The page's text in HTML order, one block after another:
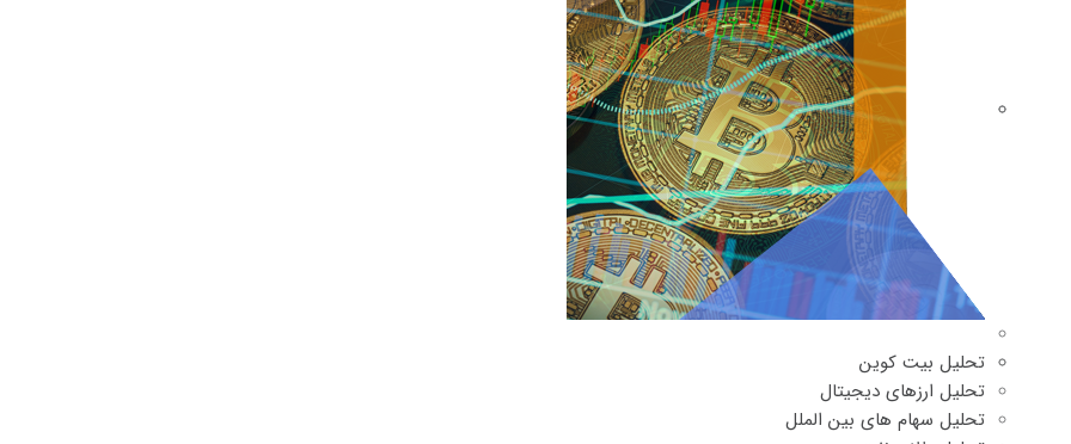
تحلیل بیت کوین
تحلیل ارزهای دیجیتال
تحلیل سهام های بین الملل